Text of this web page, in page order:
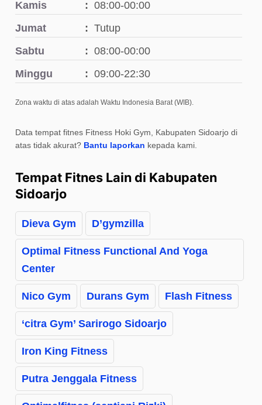
Kamis
08:00-00:00
Jumat
Tutup
Sabtu
08:00-00:00
Minggu
09:00-22:30
Zona waktu di atas adalah Waktu Indonesia Barat (WIB).
Data tempat fitnes Fitness Hoki Gym, Kabupaten Sidoarjo di
atas tidak akurat? Bantu laporkan kepada kami.
Tempat Fitnes Lain di Kabupaten
Sidoarjo
Dieva Gym D’gymzilla
Optimal Fitness Functional And Yoga
Center
Nico Gym Durans Gym Flash Fitness
‘citra Gym’ Sarirogo Sidoarjo
Iron King Fitness
Putra Jenggala Fitness